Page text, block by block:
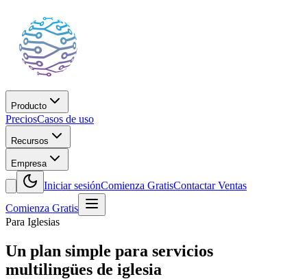
Producto
PreciosCasos de uso
Recursos
Empresa
Iniciar sesiónComienza GratisContactar Ventas
Comienza Gratis
Para Iglesias
Un plan simple para servicios
multilingües de iglesia